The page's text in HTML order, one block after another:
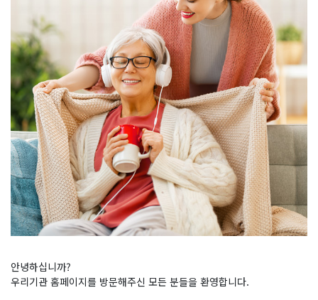
안녕하십니까?
우리기관 홈페이지를 방문해주신 모든 분들을 환영합니다.